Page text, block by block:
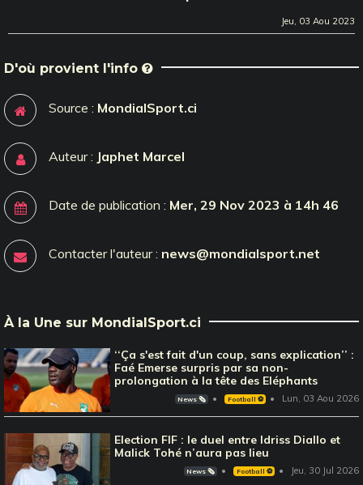
Jeu, 03 Aou 2023
D'où provient l'info
Source : MondialSport.ci
Auteur : Japhet Marcel
Date de publication : Mer, 29 Nov 2023 à 14h 46
Contacter l'auteur : news@mondialsport.net
À la Une sur MondialSport.ci
‘‘Ça s'est fait d'un coup, sans explication’’ :
Faé Emerse surpris par sa non-
prolongation à la tête des Eléphants
News 🗞️ Football ⚽️ Lun, 03 Aou 2026
Election FIF : le duel entre Idriss Diallo et
Malick Tohé n’aura pas lieu
News 🗞️ Football ⚽️ Jeu, 30 Jul 2026